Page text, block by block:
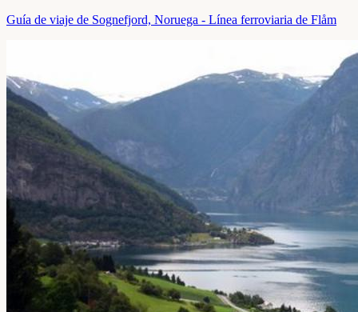
Guía de viaje de Sognefjord, Noruega - Línea ferroviaria de Flåm